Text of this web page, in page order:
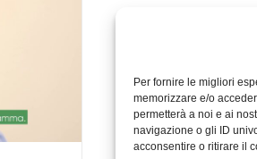
Per fornire le migliori
memorizzare e/o
permetterà a noi e ai
navigazione o gli ID
acconsentire o ritirare il